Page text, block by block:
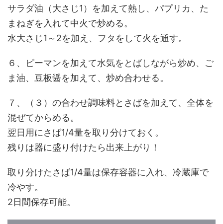
サラダ油（大さじ1）を加えて熱し、パプリカ、た
まねぎを入れて中火で炒める。
水大さじ1～2を加え、フタをして火を通す。
６、ピーマンを加えて水気をとばしながら炒め、ご
ま油、豆板醤を加えて、炒め合わせる。
７、（３）の合わせ調味料とさばを加えて、全体を
混ぜてからめる。
翌日用にさば1/4量を取り分けておく。
残りは器に盛り付けたら出来上がり！
取り分けたさば1/4量は保存容器に入れ、冷蔵庫で
冷やす。
2日間保存可能。